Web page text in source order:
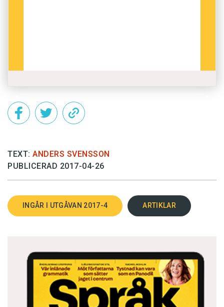
TEXT: ANDERS SVENSSON
PUBLICERAD 2017-04-26
INGÅR I UTGÅVAN 2017-4 ARTIKLAR